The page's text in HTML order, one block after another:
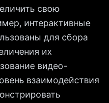
свою
интерактивные
для сбора
их
видео-
взаимодействия